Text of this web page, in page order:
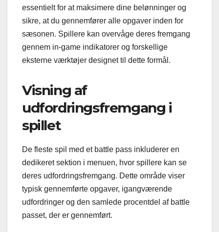
essentielt for at maksimere dine belønninger og
sikre, at du gennemfører alle opgaver inden for
sæsonen. Spillere kan overvåge deres fremgang
gennem in-game indikatorer og forskellige
eksterne værktøjer designet til dette formål.
Visning af
udfordringsfremgang i
spillet
De fleste spil med et battle pass inkluderer en
dedikeret sektion i menuen, hvor spillere kan se
deres udfordringsfremgang. Dette område viser
typisk gennemførte opgaver, igangværende
udfordringer og den samlede procentdel af battle
passet, der er gennemført.